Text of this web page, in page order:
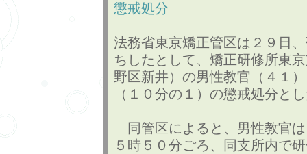
懲戒処分
法務省東京矯正管区は２９日
ちしたとして、矯正研修所東
野区新井）の男性教官（４１
（１０分の１）の懲戒処分と
同管区によると、男性教官
５時５０分ごろ、同支所内で